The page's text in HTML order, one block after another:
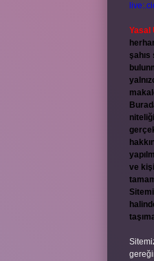
Yasal
şahıs
ve